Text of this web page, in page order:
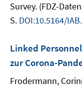
Survey. (FDZ-
S. DOI:10.5164/
Linked
zur Corona-
Frodermann,